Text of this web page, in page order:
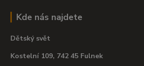
Kde nás najdete
Dětský svět
Kostelní 109, 742 45 Fulnek